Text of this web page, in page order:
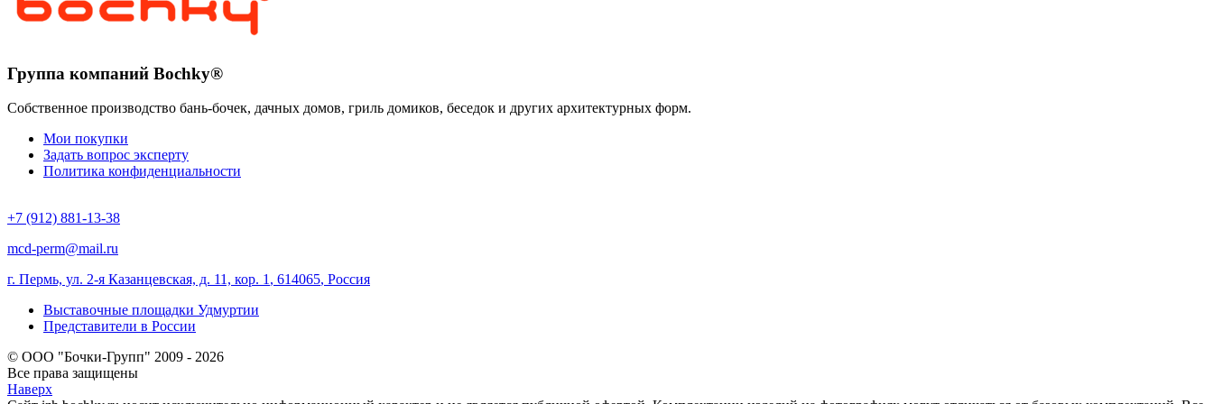
Группа компаний Bochky®
Собственное производство бань-бочек, дачных домов, гриль домиков, беседок и других архитектурных форм.
Мои покупки
Задать вопрос эксперту
Политика конфиденциальности
+7 (912) 881-13-38
mcd-perm@mail.ru
г. Пермь, ул. 2-я Казанцевская, д. 11, кор. 1 , 614065, Россия
Выставочные площадки Удмуртии
Представители в России
© ООО "Бочки-Групп" 2009 - 2026
Все права защищены
Наверх